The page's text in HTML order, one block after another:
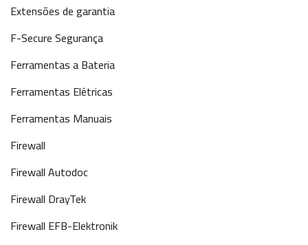
Extensões de garantia
F-Secure Segurança
Ferramentas a Bateria
Ferramentas Elétricas
Ferramentas Manuais
Firewall
Firewall Autodoc
Firewall DrayTek
Firewall EFB-Elektronik